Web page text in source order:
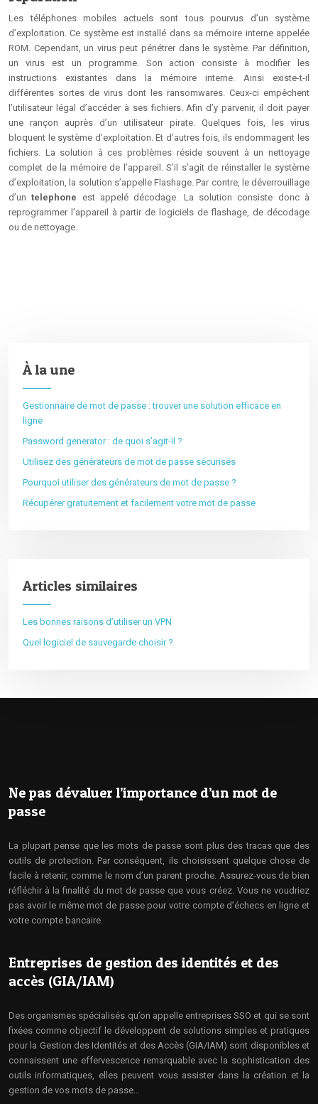
Les téléphones mobiles actuels sont tous pourvus d’un système
d’exploitation. Ce système est installé dans sa mémoire interne appelée
ROM. Cependant, un virus peut pénétrer dans le système. Par définition,
un virus est un programme. Son action consiste à modifier les
instructions existantes dans la mémoire interne. Ainsi existe-t-il
différentes sortes de virus dont les ransomwares. Ceux-ci empêchent
l’utilisateur légal d’accéder à ses fichiers. Afin d’y parvenir, il doit payer
une rançon auprès d’un utilisateur pirate. Quelques fois, les virus
bloquent le système d’exploitation. Et d’autres fois, ils endommagent les
fichiers. La solution à ces problèmes réside souvent à un nettoyage
complet de la mémoire de l’appareil. S’il s’agit de réinstaller le système
d’exploitation, la solution s’appelle Flashage. Par contre, le déverrouillage
d’untelephone est appelé décodage. La solution consiste donc à
reprogrammer l’appareil à partir de logiciels de flashage, de décodage
ou de nettoyage.
À la une
Gestionnaire de mot de passe : trouver une solution efficace en
ligne
Password generator : de quoi s’agit-il ?
Utilisez des générateurs de mot de passe sécurisés
Pourquoi utiliser des générateurs de mot de passe ?
Récupérer gratuitement et facilement votre mot de passe
Articles similaires
Les bonnes raisons d’utiliser un VPN
Quel logiciel de sauvegarde choisir ?
Ne pas dévaluer l’importance d’un mot de
passe
La plupart pense que les mots de passe sont plus des tracas que des
outils de protection. Par conséquent, ils choisissent quelque chose de
facile à retenir, comme le nom d’un parent proche. Assurez-vous de bien
réfléchir à la finalité du mot de passe que vous créez. Vous ne voudriez
pas avoir le même mot de passe pour votre compte d’échecs en ligne et
votre compte bancaire.
Entreprises de gestion des identités et des
accès (GIA/IAM)
Des organismes spécialisés qu’on appelle entreprises SSO et qui se sont
fixées comme objectif le développent de solutions simples et pratiques
pour la Gestion des Identités et des Accès (GIA/IAM) sont disponibles et
connaissent une effervescence remarquable avec la sophistication des
outils informatiques, elles peuvent vous assister dans la création et la
gestion de vos mots de passe…